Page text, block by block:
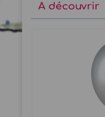
A découvrir